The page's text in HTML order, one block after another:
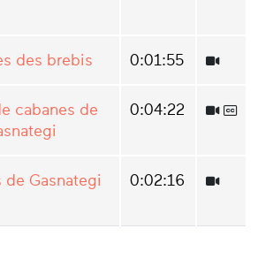
des brebis 0:01:55
cabanes de
0:04:22
de Gasnategi
0:02:16